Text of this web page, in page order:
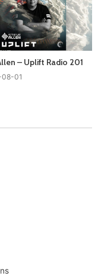
Mix)
Who Knew (Mirage
– Quantum Shift
Away) (Extended
Mix)
Symmetry
– Uplift Radio 201
01